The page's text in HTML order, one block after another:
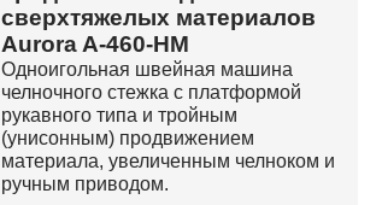
сверхтяжелых материалов
Aurora A-460-HM
Одноигольная швейная машина
челночного стежка с платформой
рукавного типа и тройным
(унисонным) продвижением
материала, увеличенным челноком и
ручным приводом.